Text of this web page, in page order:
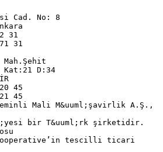
Cad. No: 8
31
31
Kat:21 D:34
45
45
Mali M&uuml;şavirlik A.Ş.,
bir T&uuml;rk şirketidir.
tescilli ticari